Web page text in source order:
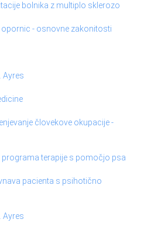
bolnika z multiplo sklerozo
opornic - osnovne zakonitosti
Ayres
človekove okupacije -
programa terapije s pomočjo psa
pacienta s psihotično
Ayres